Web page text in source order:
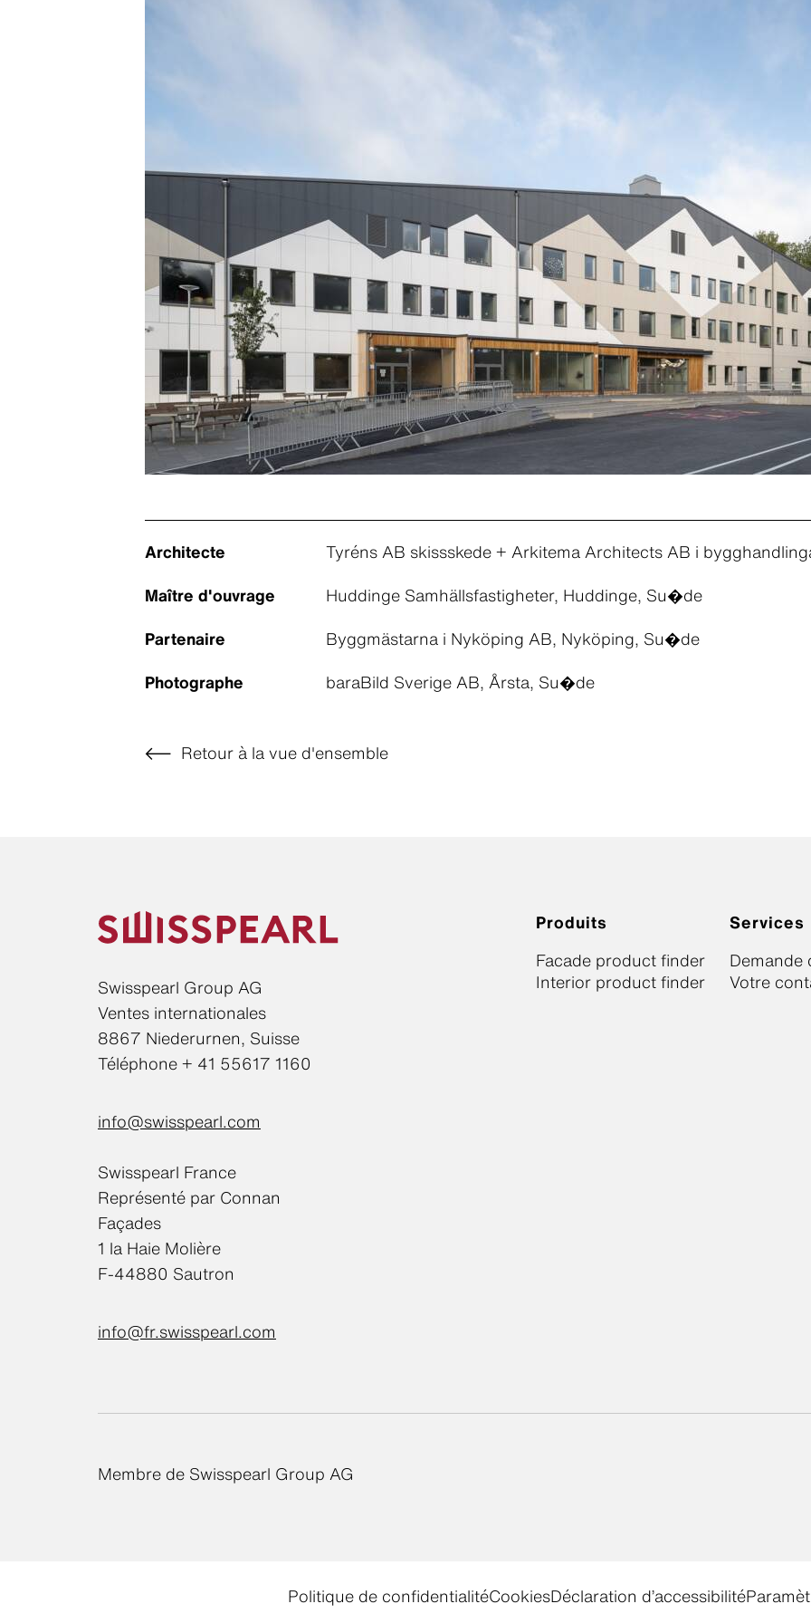
Architecte
Tyréns AB skissskede + Arkitema Architects AB i
Maître d'ouvrage
Huddinge Samhällsfastigheter, Huddinge, Su�de
Partenaire
Byggmästarna i Nyköping AB, Nyköping, Su�de
Photographe
baraBild Sverige AB, Årsta, Su�de
Retour à la vue d'ensemble
Swisspearl Group AG
Ventes internationales
8867 Niederurnen, Suisse
Téléphone + 41 55617 1160
info@swisspearl.com
Swisspearl France
Représenté par Connan
Façades
1 la Haie Molière
F-44880 Sautron
info@fr.swisspearl.com
Produits
Facade product finder
Interior product finder
Services
Demande
Votre
Membre de Swisspearl Group AG
Politique de confidentialitéCookiesDéclaration d’accessibilité